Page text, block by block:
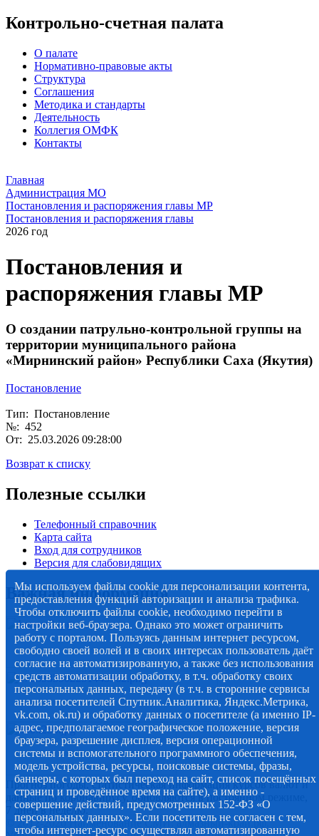
Контрольно-счетная палата
О палате
Нормативно-правовые акты
Структура
Соглашения
Методика и стандарты
Деятельность
Коллегия ОМФК
Контакты
Главная
Администрация МО
Постановления и распоряжения главы МР
Постановления и распоряжения главы
2026 год
Постановления и
распоряжения главы МР
О создании патрульно-контрольной группы на
территории муниципального района
«Мирнинский район» Республики Саха (Якутия)
Постановление
Тип: Постановление
№: 452
От: 25.03.2026 09:28:00
Возврат к списку
Полезные ссылки
Телефонный справочник
Карта сайта
Вход для сотрудников
Версия для слабовидящих
Важная информация
Прогноз погоды, статистическая информация курсов валют и
данные по коронавирусу, обновляются в постоянном режиме,
7 дней в неделю.
© 2012-2020 Наименование СМИ: алмазный-край.рф.
Мы используем файлы cookie для персонализации контента,
предоставления функций авторизации и анализа трафика.
Чтобы отключить файлы cookie, необходимо перейти в
настройки веб-браузера. Однако это может ограничить
работу с порталом. Пользуясь данным интернет ресурсом,
свободно своей волей и в своих интересах пользователь даёт
согласие на автоматизированную, а также без использования
средств автоматизации обработку, в т.ч. обработку своих
персональных данных, передачу (в т.ч. в сторонние сервисы
анализа посетителей Спутник.Аналитика, Яндекс.Метрика,
vk.com, ok.ru) и обработку данных о посетителе (а именно IP-
адрес, предполагаемое географическое положение, версия
браузера, разрешение дисплея, версия операционной
системы и вспомогательного программного обеспечения,
модель устройства, ресурсы, поисковые системы, фразы,
баннеры, с которых был переход на сайт, список посещённых
страниц и проведённое время на сайте), а именно -
совершение действий, предусмотренных 152-ФЗ «О
персональных данных». Если посетитель не согласен с тем,
чтобы интернет-ресурс осуществлял автоматизированную